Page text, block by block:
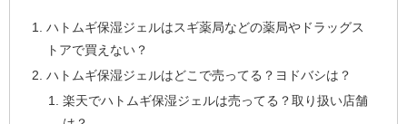
ハトムギ保湿ジェルはスギ薬局などの薬局やドラッグス
トアで買えない？
ハトムギ保湿ジェルはどこで売ってる？ヨドバシは？
楽天でハトムギ保湿ジェルは売ってる？取り扱い店舗